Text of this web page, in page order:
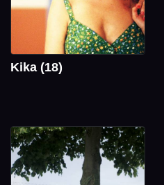
Kika (18)